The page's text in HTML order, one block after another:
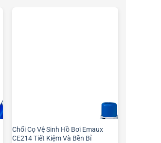
Chổi Cọ Vệ Sinh Hồ Bơi Emaux
CE214 Tiết Kiệm Và Bền Bỉ